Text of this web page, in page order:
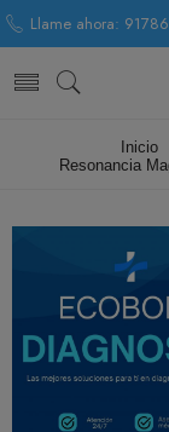
Llame ahora:
Inicio
Resonancia